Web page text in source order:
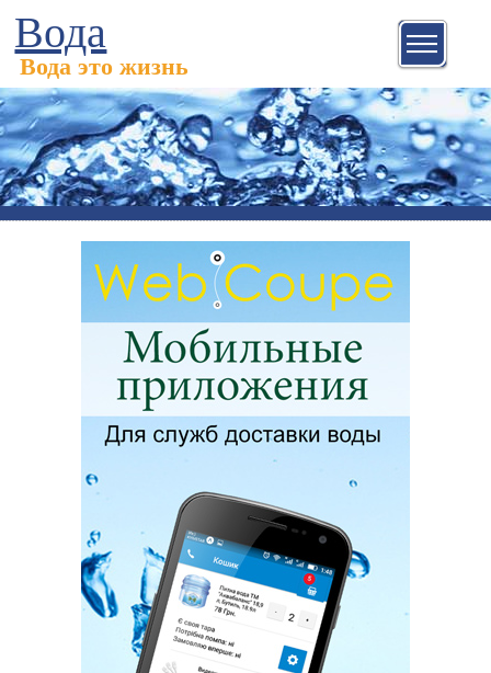
Вода
Вода это жизнь